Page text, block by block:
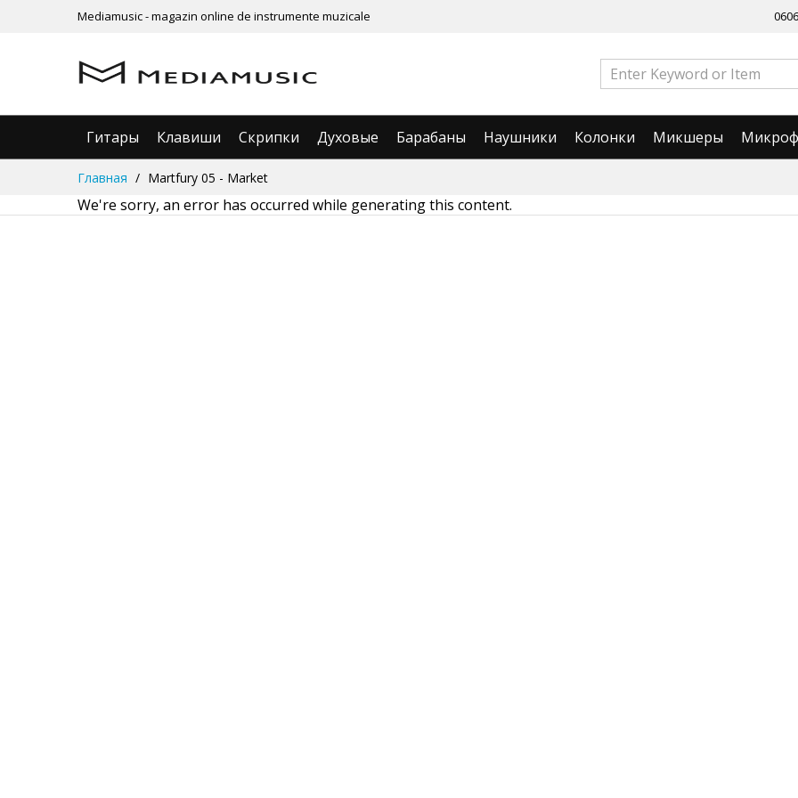
Mediamusic - magazin online de instrumente muzicale
Гитары Клавиши Скрипки Духовые Барабаны Наушники Колонки Микшеры
Главная Martfury 05 - Market
We're sorry, an error has occurred while generating this content.